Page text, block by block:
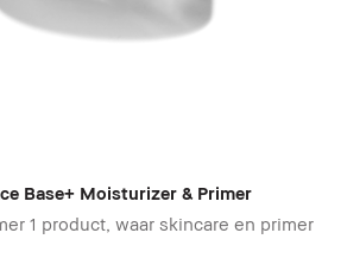
Base+ Moisturizer & Primer
1 product, waar skincare en primer